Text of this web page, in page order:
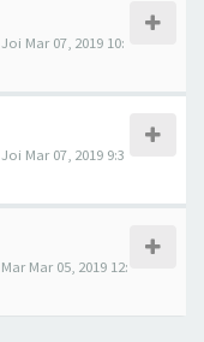
Joi Mar 07, 2019 10:
Joi Mar 07, 2019 9:3
Mar Mar 05, 2019 12: